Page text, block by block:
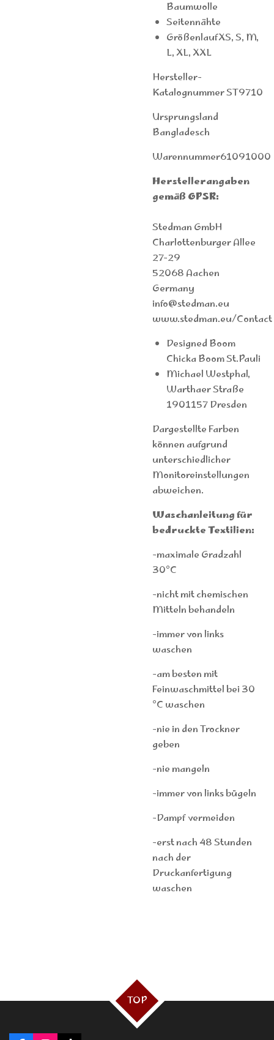
Baumwolle
Seitennähte
GrößenlaufXS, S, M,
L, XL, XXL
Hersteller-
Katalognummer ST9710
Ursprungsland
Bangladesch
Warennummer61091000
Herstellerangaben
gemäß GPSR:
Stedman GmbH
Charlottenburger Allee
27-29
52068 Aachen
Germany
info@stedman.eu
www.stedman.eu/Contact
Designed Boom
Chicka Boom St.Pauli
Michael Westphal,
Warthaer Straße
1901157 Dresden
Dargestellte Farben
können aufgrund
unterschiedlicher
Monitoreinstellungen
abweichen.
Waschanleitung für
bedruckte Textilien:
-maximale Gradzahl
30°C
-nicht mit chemischen
Mitteln behandeln
-immer von links
waschen
-am besten mit
Feinwaschmittel bei 30
°C waschen
-nie in den Trockner
geben
-nie mangeln
-immer von links bügeln
-Dampf vermeiden
-erst nach 48 Stunden
nach der
Druckanfertigung
waschen
TOP